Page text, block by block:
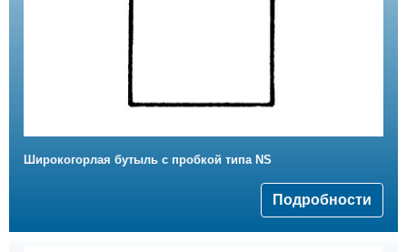
Широкогорлая бутыль с пробкой типа NS
Подробности